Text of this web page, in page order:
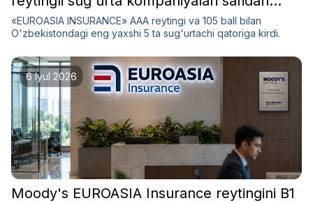
o'rin oldi
«EUROASIA INSURANCE» AAA reytingi va 105 ball bilan
O'zbekistondagi eng yaxshi 5 ta sug'urtachi qatoriga kirdi.
6 Iyul 2026
Moody's EUROASIA Insurance reytingini B1